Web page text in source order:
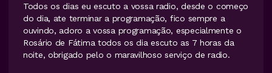
Todos os dias eu escuto a vossa radio, desde o começo
do dia, ate terminar a programação, fico sempre a
ouvindo, adoro a vossa programação, especialmente o
Rosário de Fátima todos os dia escuto as 7 horas da
noite, obrigado pelo o maravilhoso serviço de radio.